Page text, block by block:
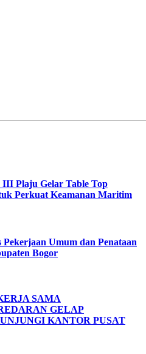
Plaju Gelar Table Top
Perkuat Keamanan Maritim
Umum dan Penataan
Bogor
SAMA
GELAP
KANTOR PUSAT